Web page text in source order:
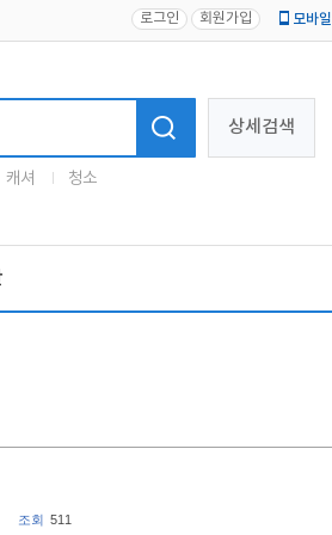
로그인 회원가입 모바일
상세검색
캐셔 청소
조회 511